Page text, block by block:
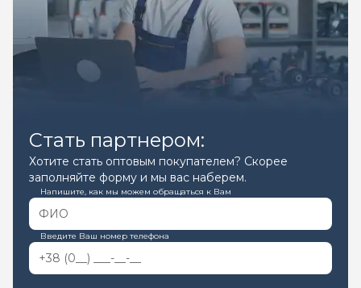
Стать партнером:
Хотите стать оптовым покупателем? Скорее
заполняйте форму и мы вас наберем.
Напишите, как мы можем обращаться к Вам
Введите Ваш номер телефона